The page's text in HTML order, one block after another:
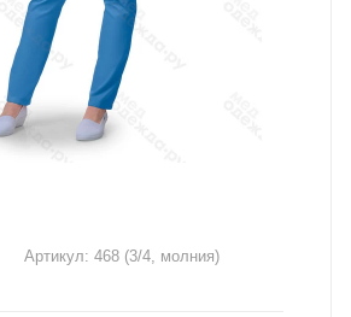
Артикул: 468 (3/4, молния)